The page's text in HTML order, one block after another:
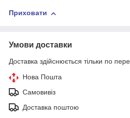
Приховати
Умови доставки
Доставка здійснюється тільки по
Нова Пошта
Самовивіз
Доставка поштою